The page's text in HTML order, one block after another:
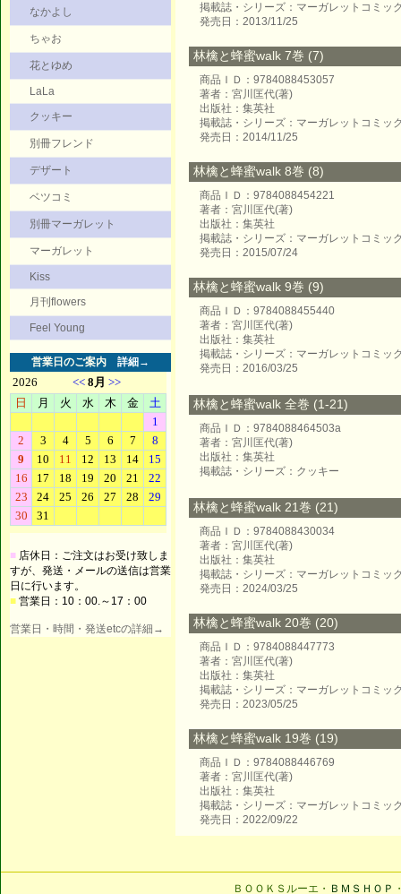
なかよし
ちゃお
花とゆめ
LaLa
クッキー
別冊フレンド
デザート
ベツコミ
別冊マーガレット
マーガレット
Kiss
月刊flowers
Feel Young
営業日のご案内 詳細→
■ 店休日：ご注文はお受け致しま
すが、発送・メールの送信は営業
日に行います。
■ 営業日：10：00.～17：00
営業日・時間・発送etcの詳細→
掲載誌・シリーズ：マーガレットコミッ
発売日：2013/11/25
林檎と蜂蜜walk 7巻 (7)
商品ＩＤ：9784088453057
著者：宮川匡代(著)
出版社：集英社
掲載誌・シリーズ：マーガレットコミッ
発売日：2014/11/25
林檎と蜂蜜walk 8巻 (8)
商品ＩＤ：9784088454221
著者：宮川匡代(著)
出版社：集英社
掲載誌・シリーズ：マーガレットコミッ
発売日：2015/07/24
林檎と蜂蜜walk 9巻 (9)
商品ＩＤ：9784088455440
著者：宮川匡代(著)
出版社：集英社
掲載誌・シリーズ：マーガレットコミッ
発売日：2016/03/25
林檎と蜂蜜walk 全巻 (1-21)
商品ＩＤ：9784088464503a
著者：宮川匡代(著)
出版社：集英社
掲載誌・シリーズ：クッキー
林檎と蜂蜜walk 21巻 (21)
商品ＩＤ：9784088430034
著者：宮川匡代(著)
出版社：集英社
掲載誌・シリーズ：マーガレットコミッ
発売日：2024/03/25
林檎と蜂蜜walk 20巻 (20)
商品ＩＤ：9784088447773
著者：宮川匡代(著)
出版社：集英社
掲載誌・シリーズ：マーガレットコミッ
発売日：2023/05/25
林檎と蜂蜜walk 19巻 (19)
商品ＩＤ：9784088446769
著者：宮川匡代(著)
出版社：集英社
掲載誌・シリーズ：マーガレットコミッ
発売日：2022/09/22
ＢＯＯＫＳルーエ・ ＢＭＳＨＯＰ